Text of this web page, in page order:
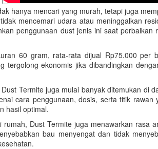
hanya mencari yang murah, tetapi juga
mencemari udara atau meninggalkan
penggunaan dust jenis ini saat
60 gram, rata-rata dijual Rp75.000 per
tergolong ekonomis jika dibandingkan
Termite juga mulai banyak ditemukan di
cara penggunaan, dosis, serta titik
hasil optimal.
Dust Termite juga menawarkan rasa
bau menyengat dan tidak